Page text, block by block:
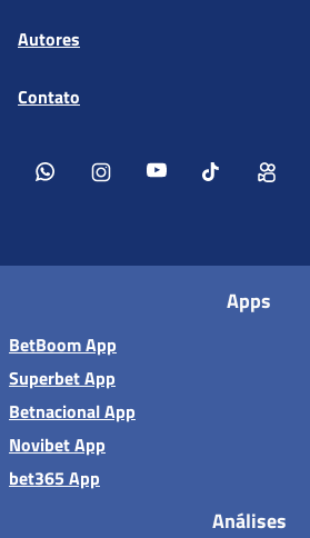
Autores
Contato
Apps
BetBoom App
Superbet App
Betnacional App
Novibet App
bet365 App
Análises